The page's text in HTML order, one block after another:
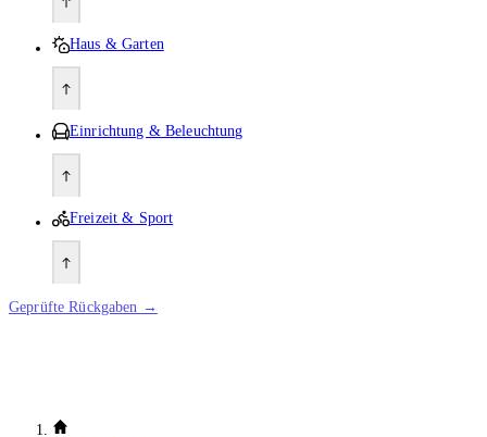
Haus & Garten
Einrichtung & Beleuchtung
Freizeit & Sport
Geprüfte Rückgaben →